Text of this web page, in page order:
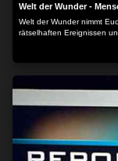
Welt der Wunder -
Welt der Wunder nimmt
rätselhaften Ereignissen